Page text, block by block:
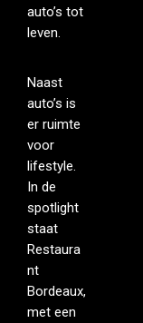
auto’s tot
leven.
Naast
auto’s is
er ruimte
voor
lifestyle.
In de
spotlight
staat
Restaura
nt
Bordeaux,
met een